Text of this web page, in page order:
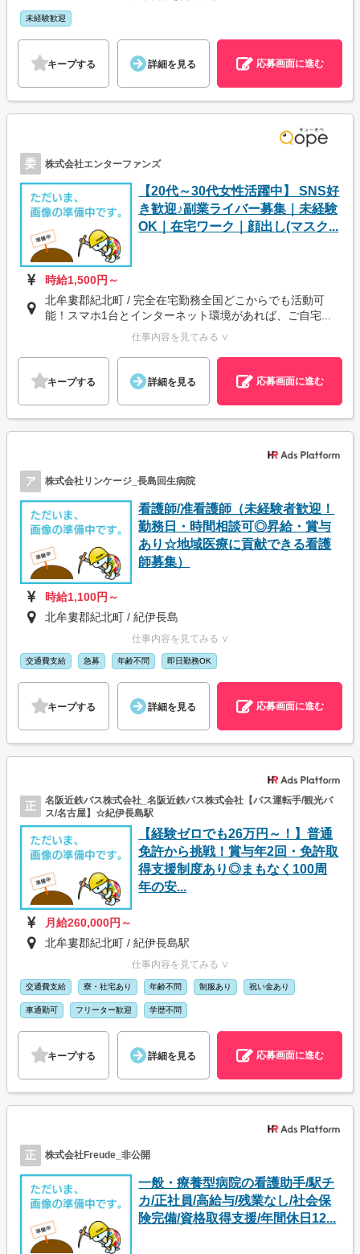
未経験歓迎
キープする 詳細を見る 応募画面に進む
委 株式会社エンターファンズ
【20代～30代女性活躍中】 SNS好
き歓迎♪副業ライバー募集｜未経験
OK｜在宅ワーク｜顔出し(マスク...
時給1,500円～
北牟婁郡紀北町 / 完全在宅勤務全国どこからでも活動可
能！スマホ1台とインターネット環境があれば、ご自宅...
仕事内容を見てみる ∨
キープする 詳細を見る 応募画面に進む
ア 株式会社リンケージ_長島回生病院
看護師/准看護師（未経験者歓迎！
勤務日・時間相談可◎昇給・賞与
あり☆地域医療に貢献できる看護
師募集）
時給1,100円～
北牟婁郡紀北町 / 紀伊長島
仕事内容を見てみる ∨
交通費支給 急募 年齢不問 即日勤務OK
キープする 詳細を見る 応募画面に進む
正
名阪近鉄バス株式会社_名阪近鉄バス株式会社【バス運転手/観光バ
ス/名古屋】☆紀伊長島駅
【経験ゼロでも26万円～！】普通
免許から挑戦！賞与年2回・免許取
得支援制度あり◎まもなく100周
年の安...
月給260,000円～
北牟婁郡紀北町 / 紀伊長島駅
仕事内容を見てみる ∨
交通費支給 寮・社宅あり 年齢不問 制服あり 祝い金あり
車通勤可 フリーター歓迎 学歴不問
キープする 詳細を見る 応募画面に進む
正 株式会社Freude_非公開
一般・療養型病院の看護助手/駅チ
カ/正社員/高給与/残業なし/社会保
険完備/資格取得支援/年間休日12...